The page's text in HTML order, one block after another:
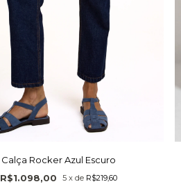
Calça Rocker Azul Escuro
R$1.098,00
5 x de R$219,60